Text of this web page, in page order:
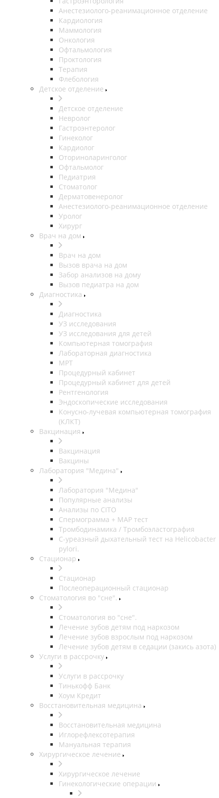
Анестезиолого-реанимационное отделение
Кардиология
Маммология
Онкология
Офтальмология
Проктология
Терапия
Флебология
Детское отделение
Детское отделение
Невролог
Гастроэнтеролог
Гинеколог
Кардиолог
Оториноларинголог
Офтальмолог
Педиатрия
Стоматолог
Дерматовенеролог
Анестезиолого-реанимационное отделение
Уролог
Хирург
Врач на дом
Врач на дом
Вызов врача на дом
Забор анализов на дому
Вызов педиатра на дом
Диагностика
Диагностика
УЗ исследования
УЗ исследования для детей
Компьютерная томография
Лабораторная диагностика
МРТ
Процедурный кабинет
Процедурный кабинет для детей
Рентгенология
Эндоскопические исследования
Конусно-лучевая компьютерная томография
(КЛКТ)
Вакцинация
Вакцинация
Вакцины
Лаборатория "Медина"
Лаборатория "Медина"
Популярные анализы
Анализы по CITO
Спермограмма + МАР тест
Тромбодинамика / Тромбоэластография
С-уреазный дыхательный тест на Helicobacter
pylori.
Стационар
Стационар
Послеоперационный стационар
Стоматология во "сне".
Стоматология во "сне".
Лечение зубов детям под наркозом
Лечение зубов взрослым под наркозом
Лечение зубов детям в седации (закись азота)
Услуги в рассрочку
Услуги в рассрочку
Тинькофф Банк
Хоум Кредит
Восстановительная медицина
Восстановительная медицина
Иглорефлексотерапия
Мануальная терапия
Хирургическое лечение
Хирургическое лечение
Гинекологические операции